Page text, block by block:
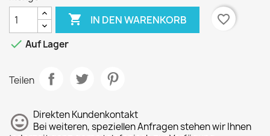
 IN DEN WARENKORB
favorite_border
 Auf Lager
Teilen
Direkten Kundenkontakt
Bei weiteren, speziellen Anfragen stehen wir Ihnen